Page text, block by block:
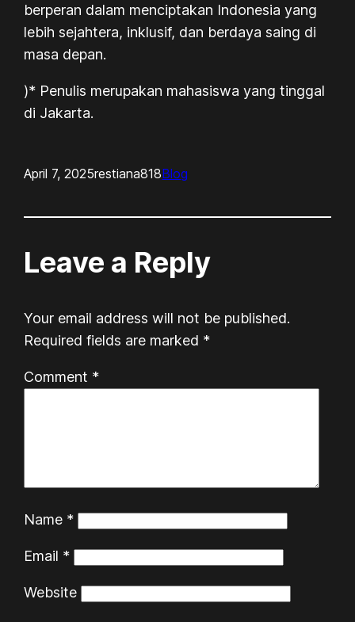
berperan dalam menciptakan Indonesia yang
lebih sejahtera, inklusif, dan berdaya saing di
masa depan.
)* Penulis merupakan mahasiswa yang tinggal
di Jakarta.
April 7, 2025restiana818Blog
Leave a Reply
Your email address will not be published.
Required fields are marked *
Comment *
Name *
Email *
Website